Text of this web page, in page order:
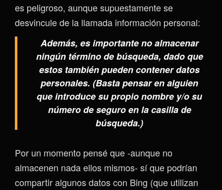
es peligroso, aunque supuestamente se
desvincule de la llamada información personal:
Además, es importante no almacenar
ningún término de búsqueda, dado que
estos también pueden contener datos
personales. (Basta pensar en alguien
que introduce su propio nombre y/o su
número de seguro en la casilla de
búsqueda.)
Por un momento pensé que -aunque no
almacenen nada ellos mismos- sí que podrían
compartir algunos datos con Bing (que utilizan